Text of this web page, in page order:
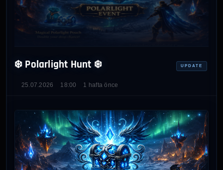
❄️ Polarlight Hunt ❄️ UPDATE
25.07.2026 18:00 1 hafta önce